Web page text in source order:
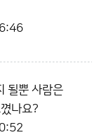
될뿐 사람은
나요?